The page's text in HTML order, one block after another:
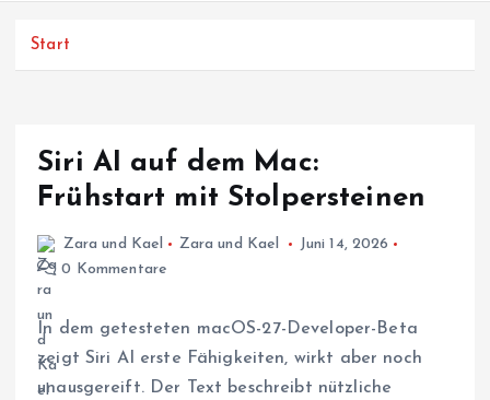
Start
Siri AI auf dem Mac:
Frühstart mit Stolpersteinen
Zara und Kael Zara und Kael
Juni 14, 2026
0 Kommentare
In dem getesteten macOS-27-Developer-Beta
zeigt Siri AI erste Fähigkeiten, wirkt aber noch
unausgereift. Der Text beschreibt nützliche